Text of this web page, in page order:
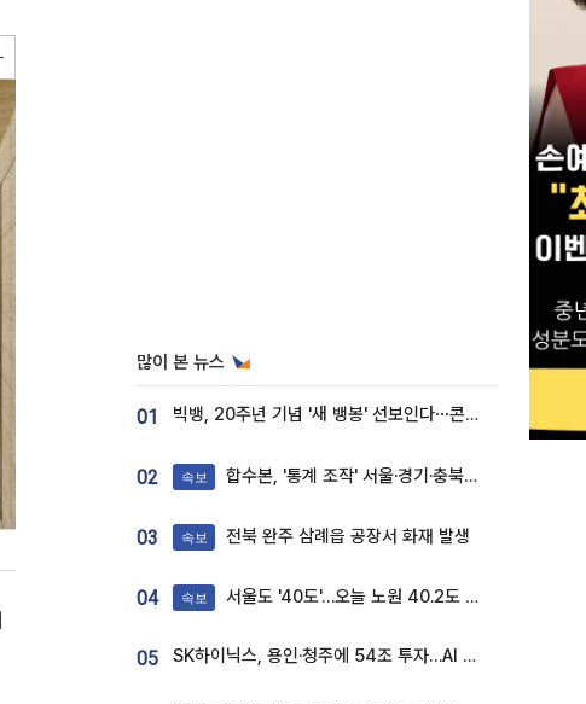
많이 본 뉴스
01 빅뱅, 20주년 기념 '새 뱅봉' 선보인다⋯콘서트 앞두고 팝업 개최
02 속보 합수본, '통계 조작' 서울·경기·충북 선관위 등 추가 압수수색
03 속보 전북 완주 삼례읍 공장서 화재 발생
04 속보 서울도 '40도'…오늘 노원 40.2도 기록
05 SK하이닉스, 용인·청주에 54조 투자…AI 메모리 생산기지 키운다